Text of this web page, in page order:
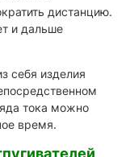
дистанцию.
и дальше
себя изделия
тока можно
время.